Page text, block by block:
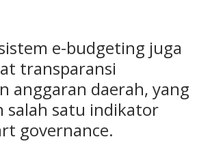
e-budgeting juga
transparansi
anggaran daerah, yang
salah satu indikator
governance.